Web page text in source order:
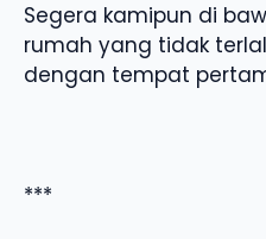
Segera kamipun di
rumah yang tidak
dengan tempat
***